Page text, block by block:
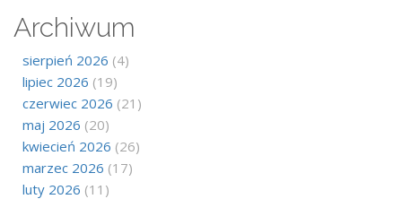
Archiwum
sierpień 2026 (4)
lipiec 2026 (19)
czerwiec 2026 (21)
maj 2026 (20)
kwiecień 2026 (26)
marzec 2026 (17)
luty 2026 (11)